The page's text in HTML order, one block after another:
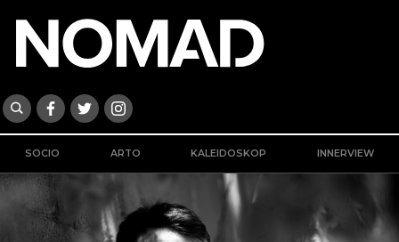
SOCIO ARTO KALEIDOSKOP INNERVIEW